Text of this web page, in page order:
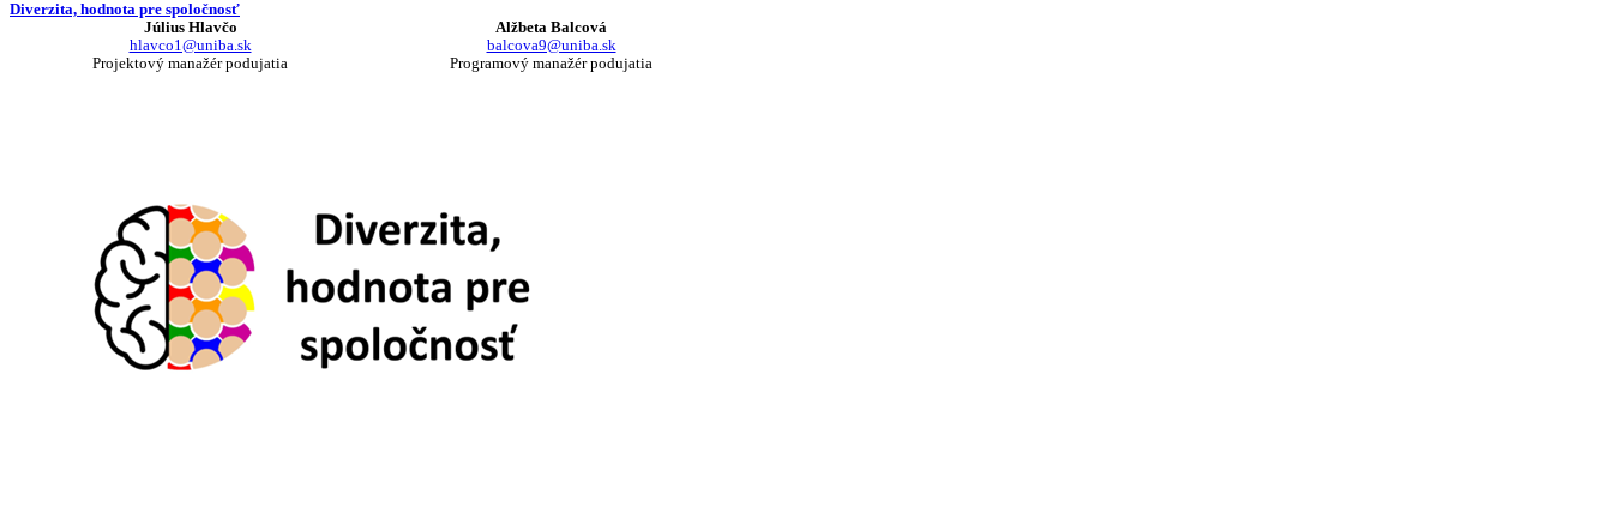
Diverzita, hodnota pre spoločnosť
Július Hlavčo
hlavco1@uniba.sk
Projektový manažér podujatia
Alžbeta Balcová
balcova9@uniba.sk
Programový manažér podujatia